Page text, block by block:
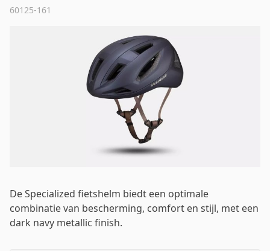
60125-161
De Specialized fietshelm biedt een optimale
combinatie van bescherming, comfort en stijl, met een
dark navy metallic finish.
Inloggen
*
Inloggen